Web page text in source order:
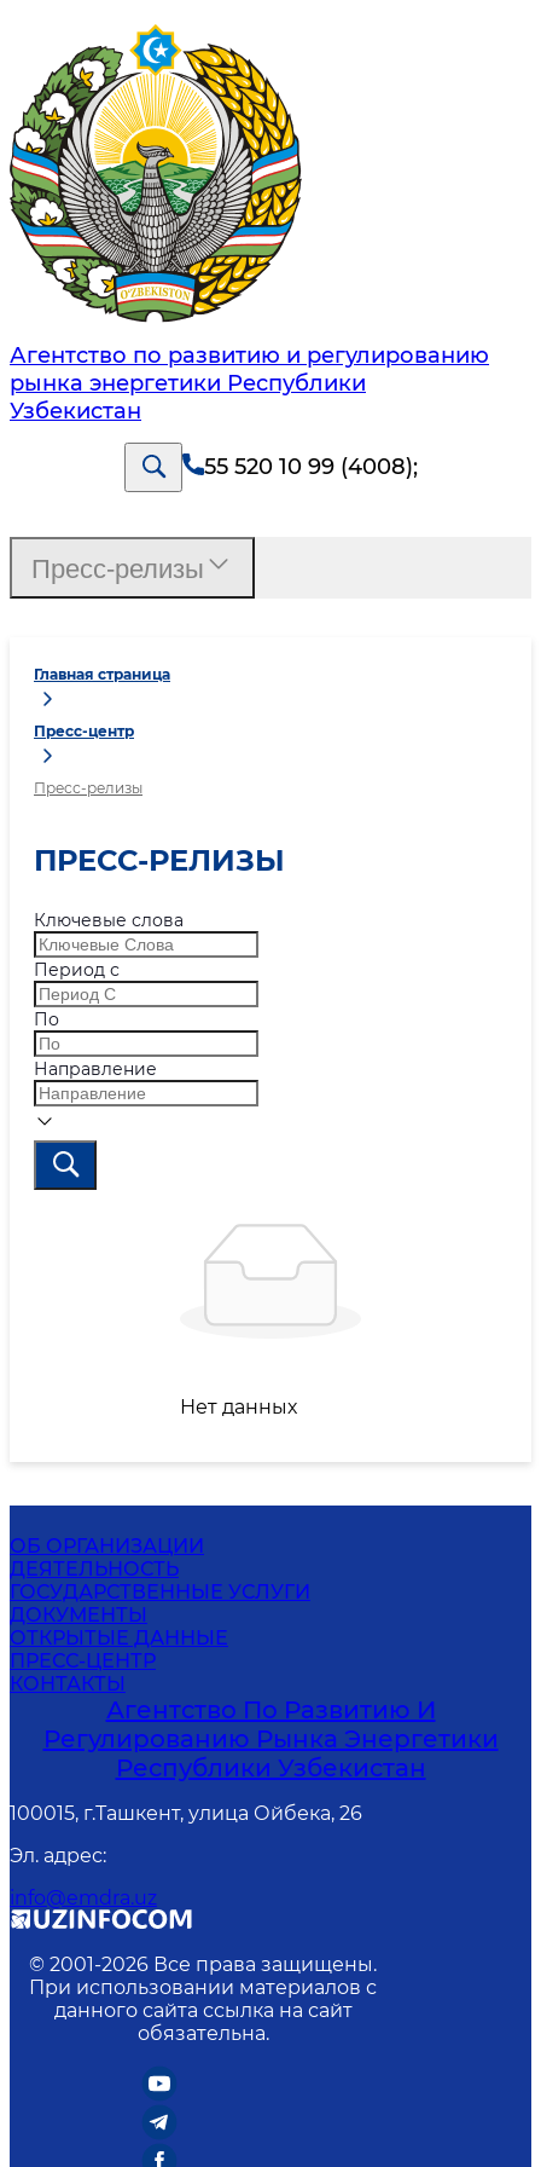
Агентство по развитию и регулированию
рынка энергетики Республики
Узбекистан
55 520 10 99 (4008);
Главная страница
Пресс-центр
Пресс-релизы
ПРЕСС-РЕЛИЗЫ
Ключевые слова
Период с
По
Направление
Нет данных
Пресс-релизы
ОБ ОРГАНИЗАЦИИ
ДЕЯТЕЛЬНОСТЬ
ГОСУДАРСТВЕННЫЕ УСЛУГИ
ДОКУМЕНТЫ
ОТКРЫТЫЕ ДАННЫЕ
ПРЕСС-ЦЕНТР
КОНТАКТЫ
Агентство По Развитию И
Регулированию Рынка Энергетики
Республики Узбекистан
100015, г.Ташкент, улица Ойбека, 26
Эл. адрес:
info@emdra.uz
© 2001-2026 Все права защищены.
При использовании материалов с
данного сайта ссылка на сайт
обязательна.